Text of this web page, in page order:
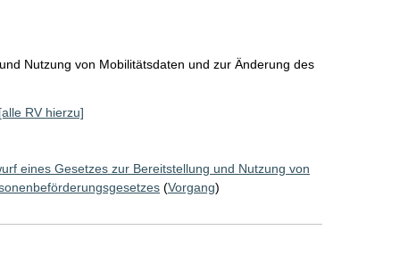
Nutzung von Mobilitätsdaten und zur Änderung des
RV hierzu]
eines Gesetzes zur Bereitstellung und Nutzung von
(Vorgang)